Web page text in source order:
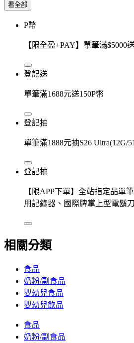
看全部
P幣
【限全盈+PAY】單筆滿$5000
登記送
單筆滿1688元送150P幣
登記抽
單筆滿1888元抽S26 Ultra(12G/
登記抽
【限APP下單】全站指定品單
用記錄器、國際牌掌上型電鬍
相關分類
食品
奶粉/副食品
嬰幼兒食品
嬰幼兒飲品
食品
奶粉/副食品